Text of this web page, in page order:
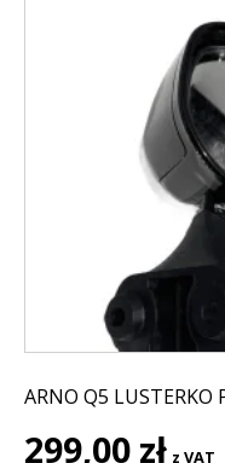
ARNO Q5 LUSTERKO
299,00 zł z VAT